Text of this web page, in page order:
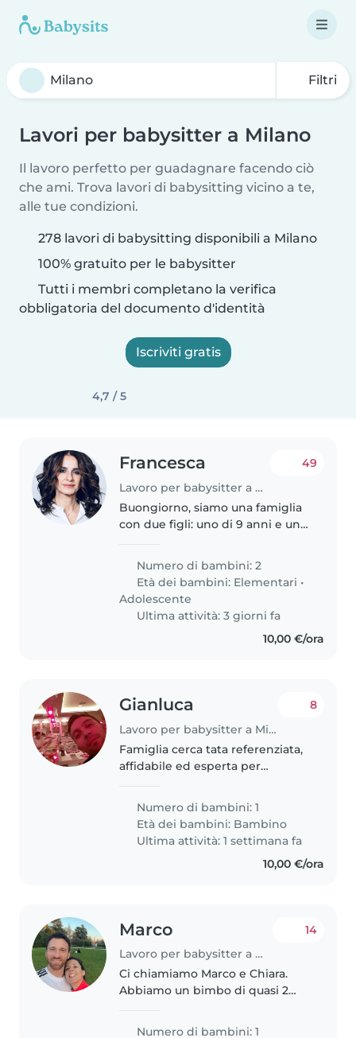
Filtri
Lavori per babysitter a Milano
Il lavoro perfetto per guadagnare facendo ciò
che ami. Trova lavori di babysitting vicino a te,
alle tue condizioni.
278 lavori di babysitting disponibili a Milano
100% gratuito per le babysitter
Tutti i membri completano la verifica
obbligatoria del documento d'identità
Iscriviti gratis
4,7 / 5
Francesca
Lavoro per babysitter a Milano
49
Buongiorno, siamo una famiglia
con due figli: uno di 9 anni e uno
babysitter per il più piccolo (il
grande è autonomo). L'impegno
è tutti i giorni..
Numero di bambini: 2
Età dei bambini: Elementari •
Adolescente
Ultima attività: 3 giorni fa
10,00 €/ora
Gianluca
Lavoro per babysitter a Milano
8
Famiglia cerca tata referenziata,
affidabile ed esperta per
capace di aiutare a superare le
"difficoltà" della bambina..
Numero di bambini: 1
Età dei bambini: Bambino
Ultima attività: 1 settimana fa
10,00 €/ora
Marco
Lavoro per babysitter a Milano
14
Ci chiamiamo Marco e Chiara.
Abbiamo un bimbo di quasi 2
babysiter fissa per mezza
Numero di bambini: 1